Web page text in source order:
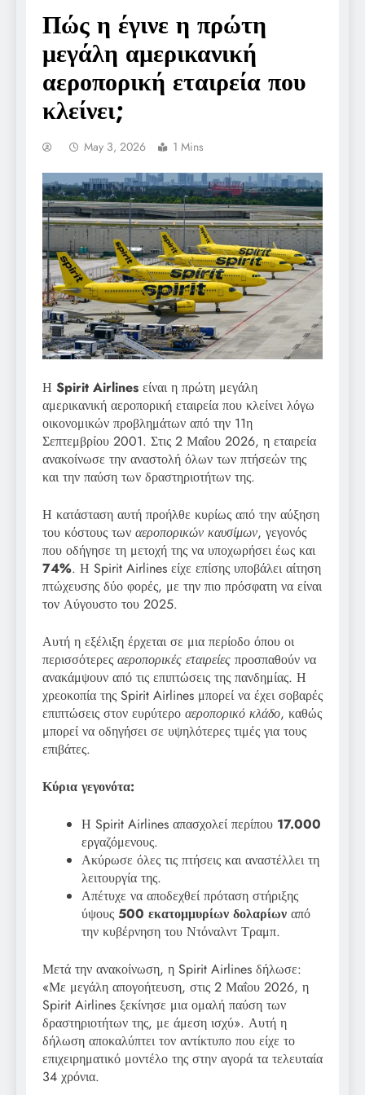
Πώς η έγινε η πρώτη
μεγάλη αμερικανική
αεροπορική εταιρεία που
κλείνει;
May 3, 2026 1 Mins
Η Spirit Airlines είναι η πρώτη μεγάλη
αμερικανική αεροπορική εταιρεία που κλείνει λόγω
οικονομικών προβλημάτων από την 11η
Σεπτεμβρίου 2001. Στις 2 Μαΐου 2026, η εταιρεία
ανακοίνωσε την αναστολή όλων των πτήσεών της
και την παύση των δραστηριοτήτων της.
Η κατάσταση αυτή προήλθε κυρίως από την αύξηση
του κόστους των αεροπορικών καυσίμων, γεγονός
που οδήγησε τη μετοχή της να υποχωρήσει έως και
74%. Η Spirit Airlines είχε επίσης υποβάλει αίτηση
πτώχευσης δύο φορές, με την πιο πρόσφατη να είναι
τον Αύγουστο του 2025.
Αυτή η εξέλιξη έρχεται σε μια περίοδο όπου οι
περισσότερεςαεροπορικές εταιρείες προσπαθούν να
ανακάμψουν από τις επιπτώσεις της πανδημίας. Η
χρεοκοπία της Spirit Airlines μπορεί να έχει σοβαρές
επιπτώσεις στον ευρύτερο αεροπορικό κλάδο, καθώς
μπορεί να οδηγήσει σε υψηλότερες τιμές για τους
επιβάτες.
Κύρια γεγονότα:
Η Spirit Airlines απασχολεί περίπου 17.000
εργαζόμενους.
Ακύρωσε όλες τις πτήσεις και αναστέλλει τη
λειτουργία της.
Απέτυχε να αποδεχθεί πρόταση στήριξης
ύψους500 εκατομμυρίων δολαρίων από
την κυβέρνηση του Ντόναλντ Τραμπ.
Μετά την ανακοίνωση, η Spirit Airlines δήλωσε:
«Με μεγάλη απογοήτευση, στις 2 Μαΐου 2026, η
Spirit Airlines ξεκίνησε μια ομαλή παύση των
δραστηριοτήτων της, με άμεση ισχύ». Αυτή η
δήλωση αποκαλύπτει τον αντίκτυπο που είχε το
επιχειρηματικό μοντέλο της στην αγορά τα τελευταία
34 χρόνια.